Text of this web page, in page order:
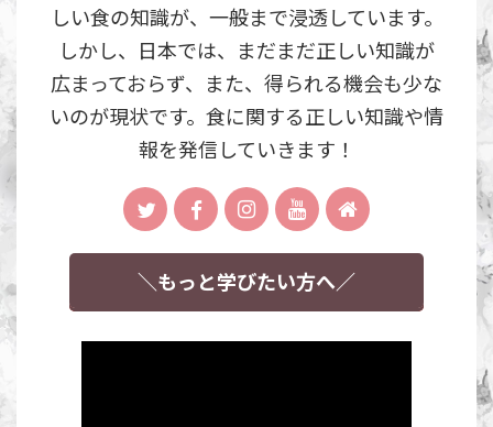
しい食の知識が、一般まで浸透しています。
しかし、日本では、まだまだ正しい知識が
広まっておらず、また、得られる機会も少な
いのが現状です。食に関する正しい知識や情
報を発信していきます！
＼もっと学びたい方へ／